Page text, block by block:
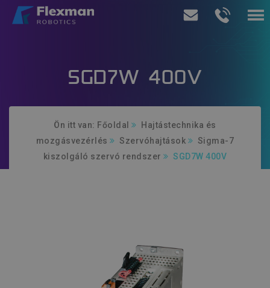
Ajánlatkérés
SGD7W 400V
Ön itt van: Főoldal
Hajtástechnika és
mozgásvezérlés
Szervóhajtások
Sigma-7
kiszolgáló szervó rendszer
SGD7W 400V